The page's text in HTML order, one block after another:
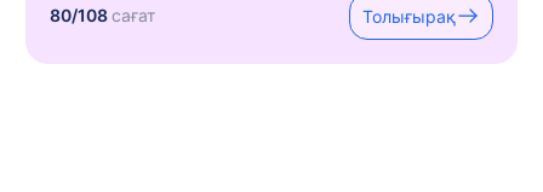
80/108сағат Толығырақ